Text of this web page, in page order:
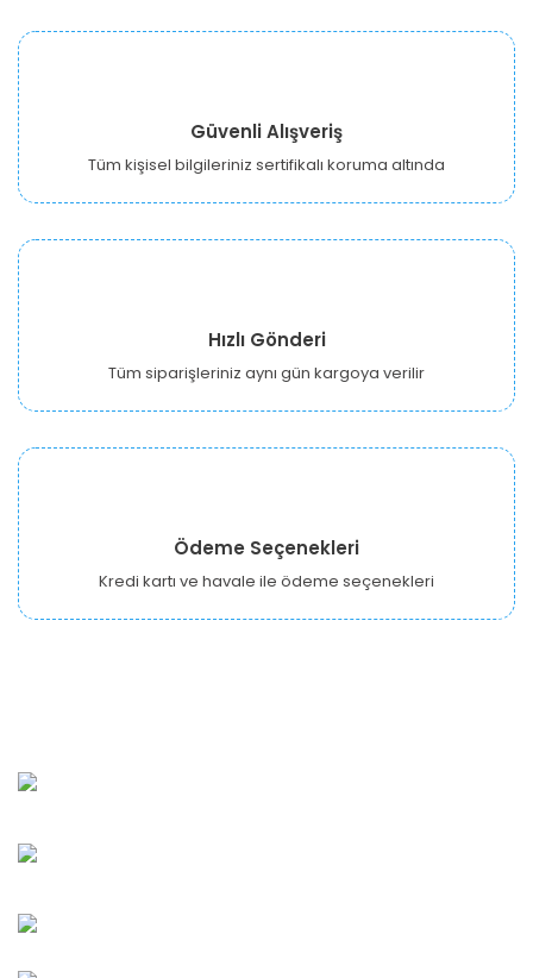
Güvenli Alışveriş
Tüm kişisel bilgileriniz sertifikalı koruma altında
Hızlı Gönderi
Tüm siparişleriniz aynı gün kargoya verilir
Ödeme Seçenekleri
Kredi kartı ve havale ile ödeme seçenekleri